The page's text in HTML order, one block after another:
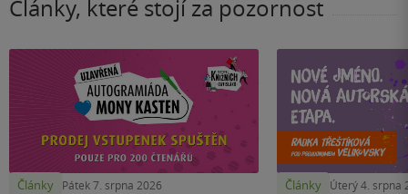
Články, které stojí za pozornost
Články Pátek 7. srpna 2026 Články Úterý 4. srpna